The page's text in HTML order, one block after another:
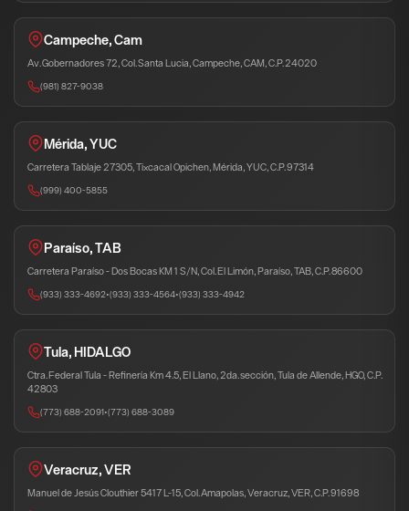
Campeche, Cam
Av. Gobernadores 72, Col. Santa Lucia, Campeche, CAM, C.P. 24020
(981) 827-9038
Mérida, YUC
Carretera Tablaje 27305, Tixcacal Opichen, Mérida, YUC, C.P. 97314
(999) 400-5855
Paraíso, TAB
Carretera Paraíso - Dos Bocas KM 1 S/N, Col. El Limón, Paraíso, TAB, C.P. 86600
(933) 333-4692•(933) 333-4564•(933) 333-4942
Tula, HIDALGO
Ctra. Federal Tula - Refinería Km 4.5, El Llano, 2da. sección, Tula de Allende, HGO, C.P.
42803
(773) 688-2091•(773) 688-3089
Veracruz, VER
Manuel de Jesús Clouthier 5417 L-15, Col. Amapolas, Veracruz, VER, C.P. 91698